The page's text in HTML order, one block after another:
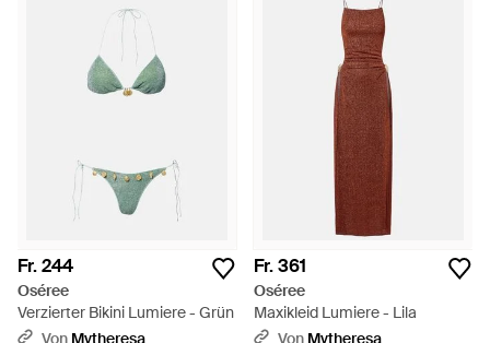
Fr. 244
Oséree
Verzierter Bikini Lumiere - Grün
Von Mytheresa
Fr. 361
Oséree
Maxikleid Lumiere - Lila
Von Mytheresa